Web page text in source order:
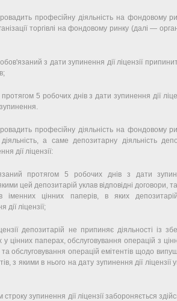
професійну діяльність на фондовому
торгівлі на фондовому ринку (далі —
з дати зупинення дії ліцензії
5 робочих днів з дати зупинення дії
професійну діяльність на фондовому
а саме депозитарну діяльність
дії ліцензії:
протягом 5 робочих днів з дати
цей депозитарій уклав відповідні договори,
іменних цінних паперів, в яких
ліцензії;
депозитарій не припиняє діяльності із
у цінних паперах, обслуговування операцій з
обслуговування операцій емітентів щодо
з якими в нього на дату зупинення дії ліцензії
зупинення дії ліцензії забороняється